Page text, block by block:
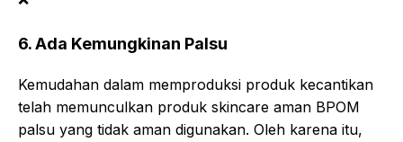
6. Ada Kemungkinan Palsu
Kemudahan dalam memproduksi produk kecantikan
telah memunculkan produk skincare aman BPOM
palsu yang tidak aman digunakan. Oleh karena itu,